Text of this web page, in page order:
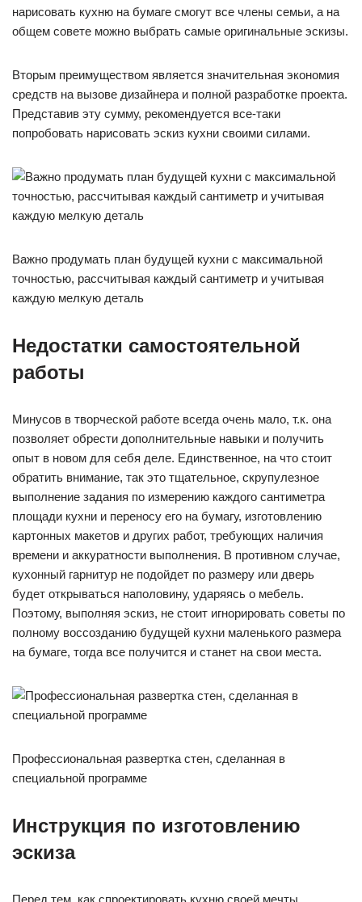
нарисовать кухню на бумаге смогут все члены семьи, а на
общем совете можно выбрать самые оригинальные эскизы.
Вторым преимуществом является значительная экономия
средств на вызове дизайнера и полной разработке проекта.
Представив эту сумму, рекомендуется все-таки
попробовать нарисовать эскиз кухни своими силами.
Важно продумать план будущей кухни с максимальной
точностью, рассчитывая каждый сантиметр и учитывая
каждую мелкую деталь
Недостатки самостоятельной
работы
Минусов в творческой работе всегда очень мало, т.к. она
позволяет обрести дополнительные навыки и получить
опыт в новом для себя деле. Единственное, на что стоит
обратить внимание, так это тщательное, скрупулезное
выполнение задания по измерению каждого сантиметра
площади кухни и переносу его на бумагу, изготовлению
картонных макетов и других работ, требующих наличия
времени и аккуратности выполнения. В противном случае,
кухонный гарнитур не подойдет по размеру или дверь
будет открываться наполовину, ударяясь о мебель.
Поэтому, выполняя эскиз, не стоит игнорировать советы по
полному воссозданию будущей кухни маленького размера
на бумаге, тогда все получится и станет на свои места.
Профессиональная развертка стен, сделанная в
специальной программе
Инструкция по изготовлению
эскиза
Перед тем, как спроектировать кухню своей мечты,